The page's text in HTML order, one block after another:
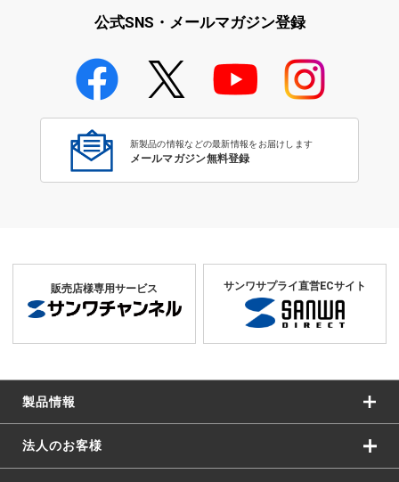
学校教育のICT環境整備特集
公式SNS・メールマガジン登録
新製品の情報などの最新情報をお届けします
メールマガジン無料登録
販売店様専用サービス サンワサプライ直営ECサイト
製品情報
法人のお客様